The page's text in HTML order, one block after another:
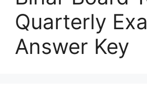
Quarterly
Answer Key